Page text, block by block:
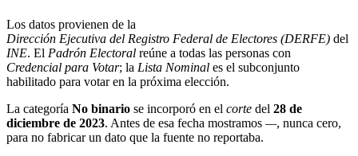
Los datos provienen de la
Dirección Ejecutiva del Registro Federal de Electores (DERFE) del
INE. El Padrón Electoral reúne a todas las personas con
Credencial para Votar; la Lista Nominal es el subconjunto
habilitado para votar en la próxima elección.
La categoría No binario se incorporó en el corte del 28 de
diciembre de 2023. Antes de esa fecha mostramos —, nunca cero,
para no fabricar un dato que la fuente no reportaba.